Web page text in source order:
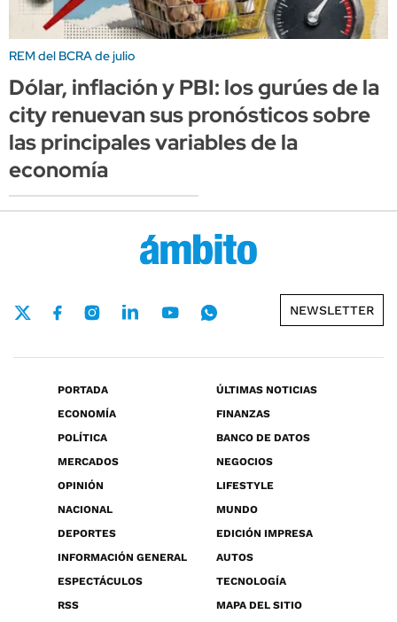
REM del BCRA de julio
Dólar, inflación y PBI: los gurúes de la
city renuevan sus pronósticos sobre
las principales variables de la
economía
NEWSLETTER
PORTADA
ÚLTIMAS NOTICIAS
ECONOMÍA
FINANZAS
POLÍTICA
BANCO DE DATOS
MERCADOS
NEGOCIOS
OPINIÓN
LIFESTYLE
NACIONAL
MUNDO
DEPORTES
EDICIÓN IMPRESA
INFORMACIÓN GENERAL
AUTOS
ESPECTÁCULOS
TECNOLOGÍA
RSS
MAPA DEL SITIO